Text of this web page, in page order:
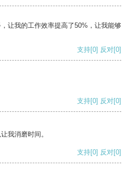
让我的工作效率提高了50%，让我能够
支持[0] 反对[0]
支持[0] 反对[0]
我消磨时间。
支持[0] 反对[0]